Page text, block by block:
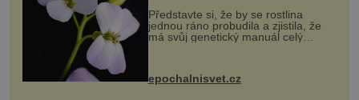
Představte si, že by se rostlina
jednou ráno probudila a zjistila, že
má svůj genetický manuál celý
vstupenka...
epochalnisvet.cz